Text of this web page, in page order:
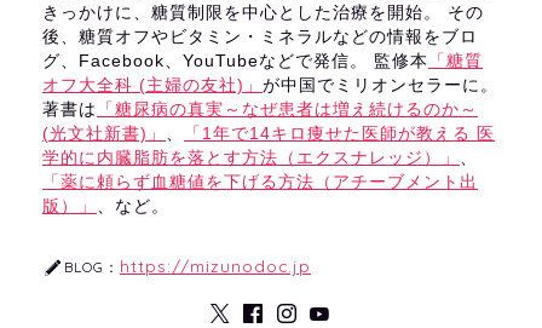
きっかけに、糖質制限を中心とした治療を開始。 その
後、糖質オフやビタミン・ミネラルなどの情報をブロ
グ、Facebook、YouTubeなどで発信。 監修本
「糖質
オフ大全科 (主婦の友社)」 が中国でミリオンセラーに。
著書は
「糖尿病の真実～なぜ患者は増え続けるのか～
(光文社新書)」 、
「1年で14キロ痩せた医師が教える 医
学的に内臓脂肪を落とす方法（エクスナレッジ）」 、
「薬に頼らず血糖値を下げる方法（アチーブメント出
版）」 、など。
BLOG： https://mizunodoc.jp